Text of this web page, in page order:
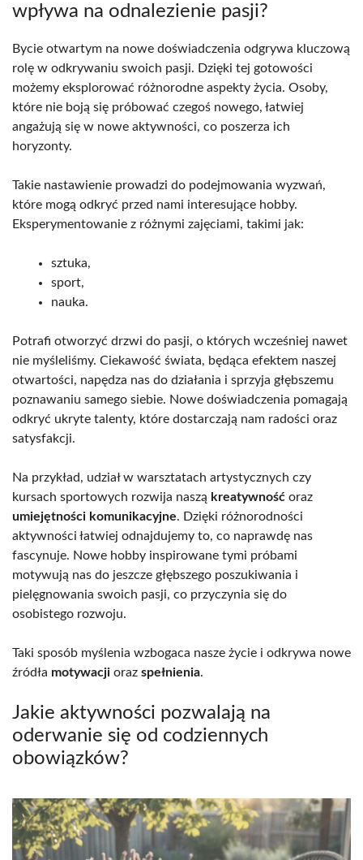
wpływa na odnalezienie pasji?
Bycie otwartym na nowe doświadczenia odgrywa kluczową
rolę w odkrywaniu swoich pasji. Dzięki tej gotowości
możemy eksplorować różnorodne aspekty życia. Osoby,
które nie boją się próbować czegoś nowego, łatwiej
angażują się w nowe aktywności, co poszerza ich
horyzonty.
Takie nastawienie prowadzi do podejmowania wyzwań,
które mogą odkryć przed nami interesujące hobby.
Eksperymentowanie z różnymi zajęciami, takimi jak:
sztuka,
sport,
nauka.
Potrafi otworzyć drzwi do pasji, o których wcześniej nawet
nie myśleliśmy. Ciekawość świata, będąca efektem naszej
otwartości, napędza nas do działania i sprzyja głębszemu
poznawaniu samego siebie. Nowe doświadczenia pomagają
odkryć ukryte talenty, które dostarczają nam radości oraz
satysfakcji.
Na przykład, udział w warsztatach artystycznych czy
kursach sportowych rozwija naszą kreatywność oraz
umiejętności komunikacyjne. Dzięki różnorodności
aktywności łatwiej odnajdujemy to, co naprawdę nas
fascynuje. Nowe hobby inspirowane tymi próbami
motywują nas do jeszcze głębszego poszukiwania i
pielęgnowania swoich pasji, co przyczynia się do
osobistego rozwoju.
Taki sposób myślenia wzbogaca nasze życie i odkrywa nowe
źródła motywacji oraz spełnienia.
Jakie aktywności pozwalają na
oderwanie się od codziennych
obowiązków?